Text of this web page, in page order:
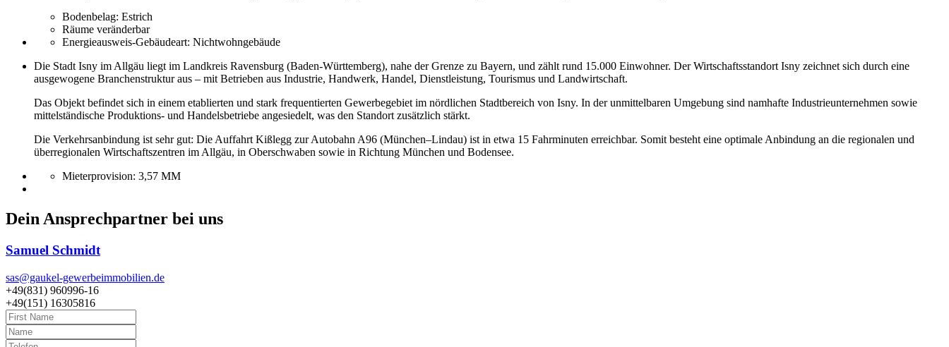
Bodenbelag: Estrich
Räume veränderbar
Energieausweis-Gebäudeart: Nichtwohngebäude
Die Stadt Isny im Allgäu liegt im Landkreis Ravensburg (Baden-Württemberg), nahe der Grenze zu Bayern, und zählt rund 15.000 Einwohner. Der Wirtschaftsstandort Isny zeichnet sich durch eine
ausgewogene Branchenstruktur aus – mit Betrieben aus Industrie, Handwerk, Handel, Dienstleistung, Tourismus und Landwirtschaft.
Das Objekt befindet sich in einem etablierten und stark frequentierten Gewerbegebiet im nördlichen Stadtbereich von Isny. In der unmittelbaren Umgebung sind namhafte Industrieunternehmen sowie
mittelständische Produktions- und Handelsbetriebe angesiedelt, was den Standort zusätzlich stärkt.
Die Verkehrsanbindung ist sehr gut: Die Auffahrt Kißlegg zur Autobahn A96 (München–Lindau) ist in etwa 15 Fahrminuten erreichbar. Somit besteht eine optimale Anbindung an die regionalen und
überregionalen Wirtschaftszentren im Allgäu, in Oberschwaben sowie in Richtung München und Bodensee.
Mieterprovision: 3,57 MM
Dein Ansprechpartner bei uns
Samuel Schmidt
sas@gaukel-gewerbeimmobilien.de
+49(831) 960996-16
+49(151) 16305816